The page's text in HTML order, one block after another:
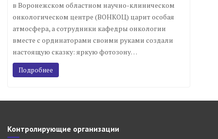
в Воронежском областном научно-клиническом
онкологическом центре (ВОНКОЦ) царит особая
атмосфера, а сотрудники кафедры онкологии
вместе с ординаторами своими руками создали
настоящую сказку: яркую фотозону…
Подробнее
Контролирующие организации